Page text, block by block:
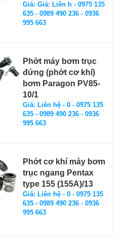
Giá: Giá: Liên h - 0975 135
635 - 0989 490 236 - 0936
995 663
Phớt máy bơm trục
đứng (phớt cơ khí)
bơm Paragon PV85-
10/1
Giá: Liên hệ - 0 - 0975 135
635 - 0989 490 236 - 0936
995 663
Phớt cơ khí máy bơm
trục ngang Pentax
type 155 (155A)/13
Giá: Liên hệ - 0 - 0975 135
635 - 0989 490 236 - 0936
995 663